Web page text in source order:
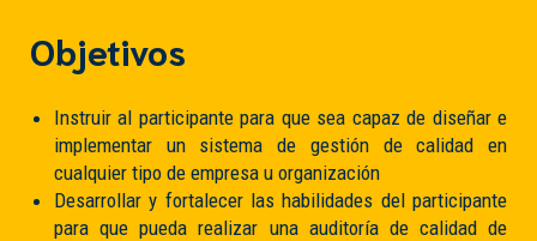
Objetivos
Instruir al participante para que sea capaz de diseñar e
implementar un sistema de gestión de calidad en
cualquier tipo de empresa u organización
Desarrollar y fortalecer las habilidades del participante
para que pueda realizar una auditoría de calidad de